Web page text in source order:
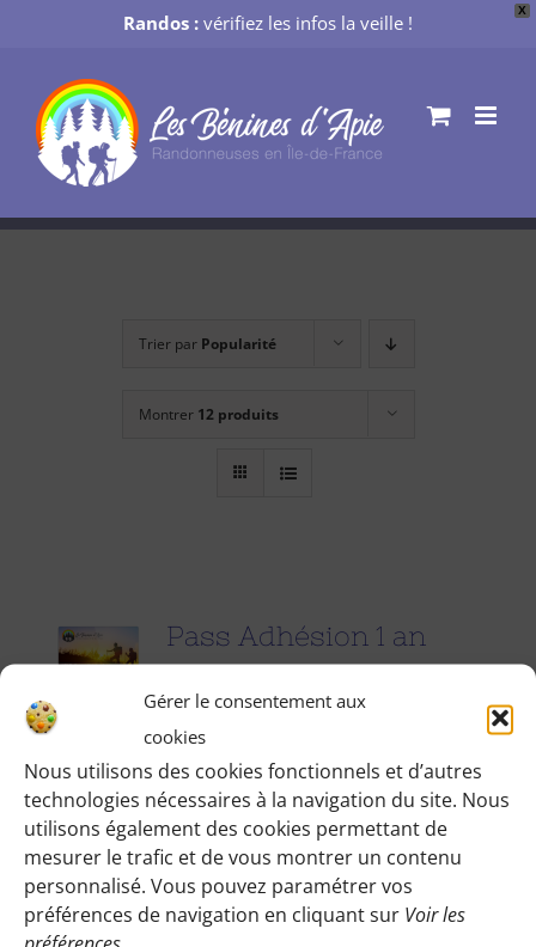
X
Randos : vérifiez les infos la veille !
Gérer le consentement aux
cookies
Nous utilisons des cookies fonctionnels et d’autres
technologies nécessaires à la navigation du site. Nous
utilisons également des cookies permettant de
mesurer le trafic et de vous montrer un contenu
personnalisé. Vous pouvez paramétrer vos
préférences de navigation en cliquant sur Voir les
contenu
Trier par Popularité
Montrer 12 produits
Pass Adhésion 1 an
25.00€ pour 1 an
Accédez à toutes les informations
pratiques de nos excursions du
dimanche et des jours fériés (Point de
rendez-vous, horaires, conseils etc.), et
participez à nos activités telles que des